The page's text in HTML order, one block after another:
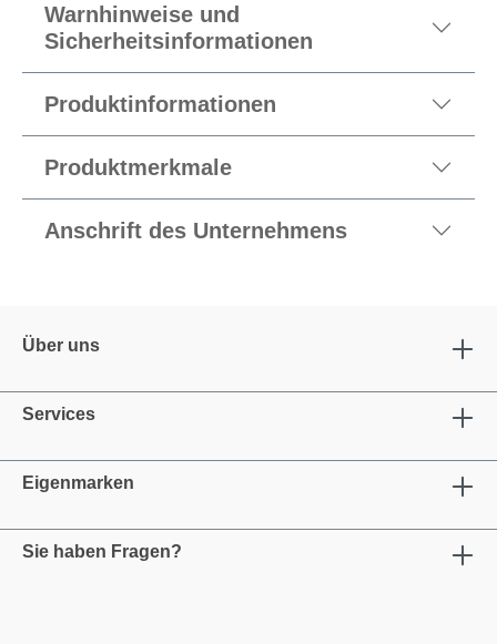
Warnhinweise und
Sicherheitsinformationen
Produktinformationen
Produktmerkmale
Anschrift des Unternehmens
Über uns
Services
Eigenmarken
Sie haben Fragen?